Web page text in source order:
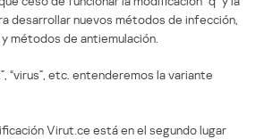
desarrollar nuevos métodos de infección,
métodos de antiemulación.
“virus”, etc. entenderemos la variante
Virut.ce está en el segundo lugar